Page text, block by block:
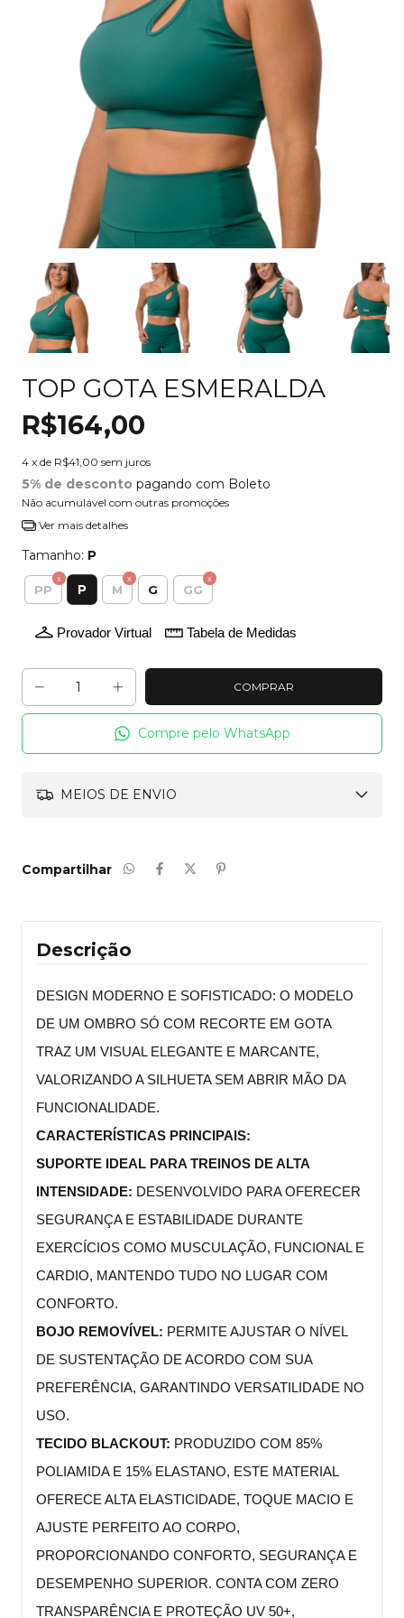
TOP GOTA ESMERALDA
R$164,00
4 x de R$41,00 sem juros
5% de desconto pagando com Boleto
Não acumulável com outras promoções
Ver mais detalhes
Tamanho: P
PP P M G GG
Provador Virtual Tabela de Medidas
Compre pelo WhatsApp
MEIOS DE ENVIO
Compartilhar
Descrição
DESIGN MODERNO E SOFISTICADO: O MODELO
DE UM OMBRO SÓ COM RECORTE EM GOTA
TRAZ UM VISUAL ELEGANTE E MARCANTE,
VALORIZANDO A SILHUETA SEM ABRIR MÃO DA
FUNCIONALIDADE.
CARACTERÍSTICAS PRINCIPAIS:
SUPORTE IDEAL PARA TREINOS DE ALTA
INTENSIDADE: DESENVOLVIDO PARA OFERECER
SEGURANÇA E ESTABILIDADE DURANTE
EXERCÍCIOS COMO MUSCULAÇÃO, FUNCIONAL E
CARDIO, MANTENDO TUDO NO LUGAR COM
CONFORTO.
BOJO REMOVÍVEL: PERMITE AJUSTAR O NÍVEL
DE SUSTENTAÇÃO DE ACORDO COM SUA
PREFERÊNCIA, GARANTINDO VERSATILIDADE NO
USO.
TECIDO BLACKOUT: PRODUZIDO COM 85%
POLIAMIDA E 15% ELASTANO, ESTE MATERIAL
OFERECE ALTA ELASTICIDADE, TOQUE MACIO E
AJUSTE PERFEITO AO CORPO,
PROPORCIONANDO CONFORTO, SEGURANÇA E
DESEMPENHO SUPERIOR. CONTA COM ZERO
TRANSPARÊNCIA E PROTEÇÃO UV 50+,